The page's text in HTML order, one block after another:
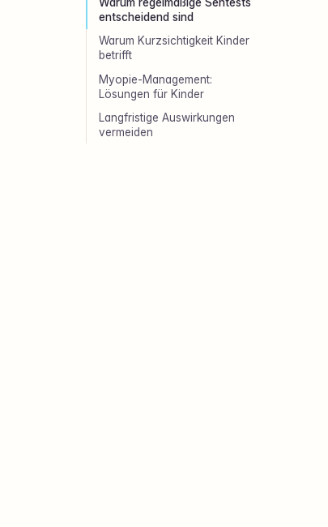
Warum regelmäßige Sehtests
entscheidend sind
Warum Kurzsichtigkeit Kinder
betrifft
Myopie-Management:
Lösungen für Kinder
Langfristige Auswirkungen
vermeiden